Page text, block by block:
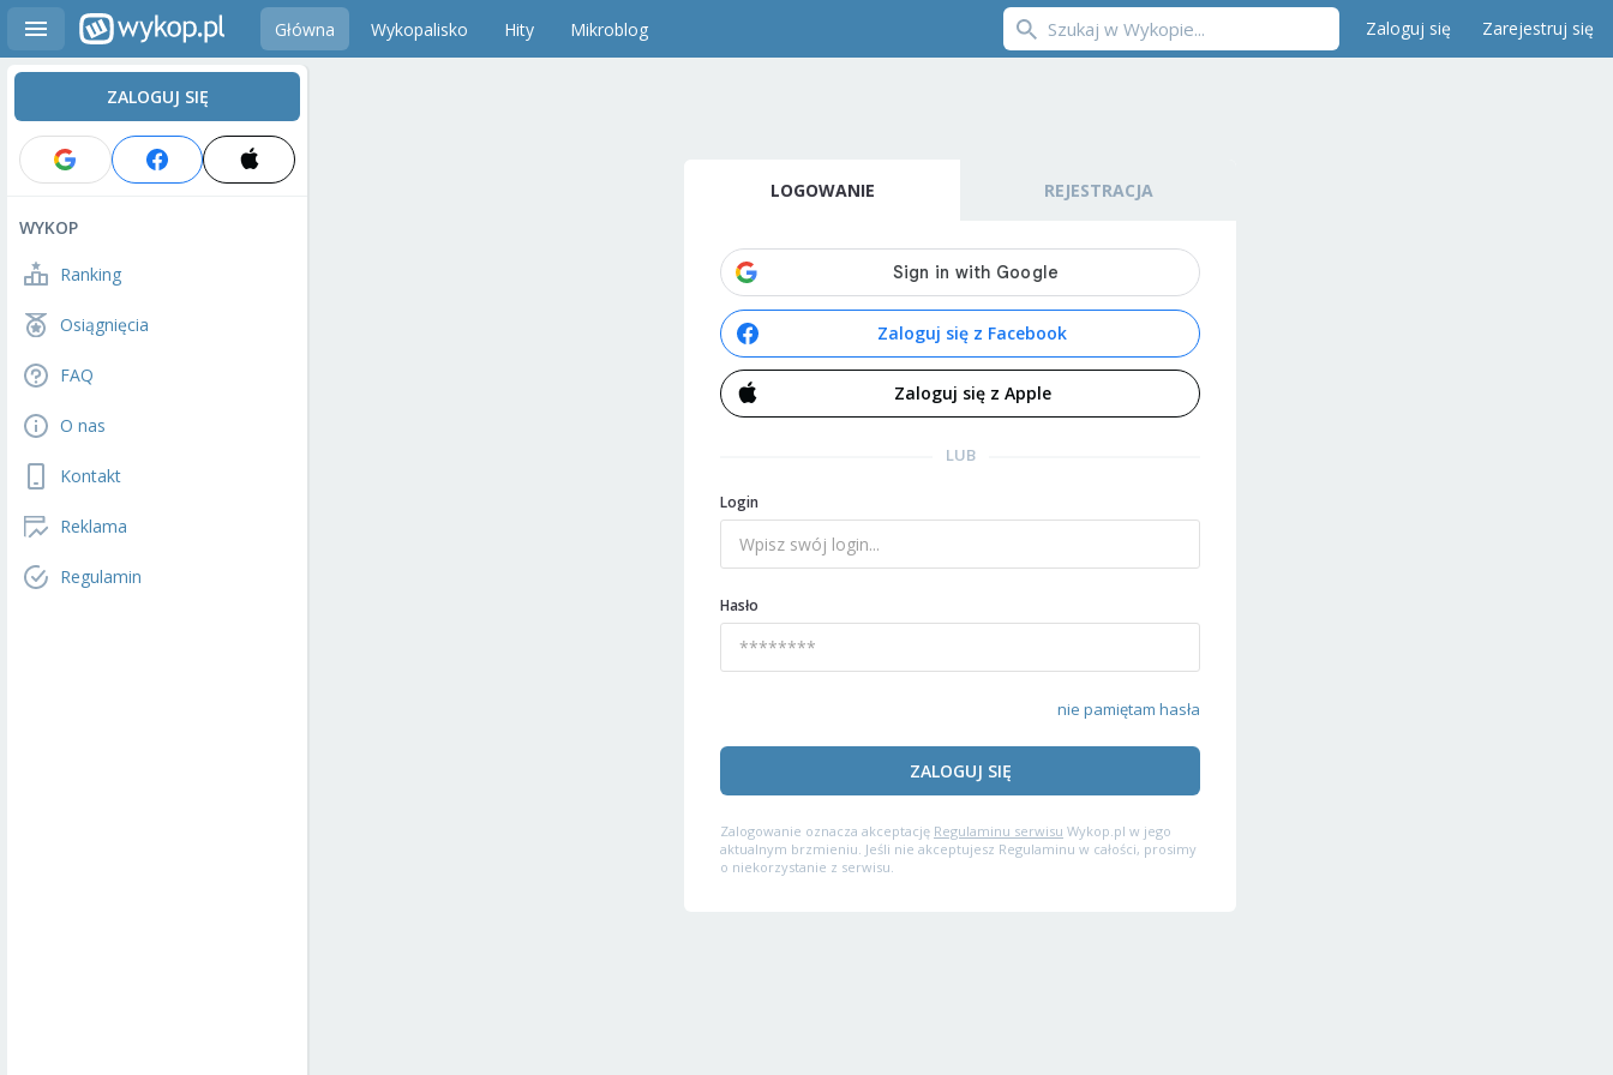
Główna Wykopalisko Hity Mikroblog Zaloguj się Zarejestruj się
ZALOGUJ SIĘ
WYKOP
Ranking
Osiągnięcia
FAQ
O nas
Kontakt
Reklama
Regulamin
LOGOWANIE REJESTRACJA
Zaloguj się z Facebook
Zaloguj się z Apple
LUB
Login
Hasło
nie pamiętam hasła
ZALOGUJ SIĘ
Zalogowanie oznacza akceptację Regulaminu serwisu Wykop.pl w jego
aktualnym brzmieniu. Jeśli nie akceptujesz Regulaminu w całości, prosimy
o niekorzystanie z serwisu.